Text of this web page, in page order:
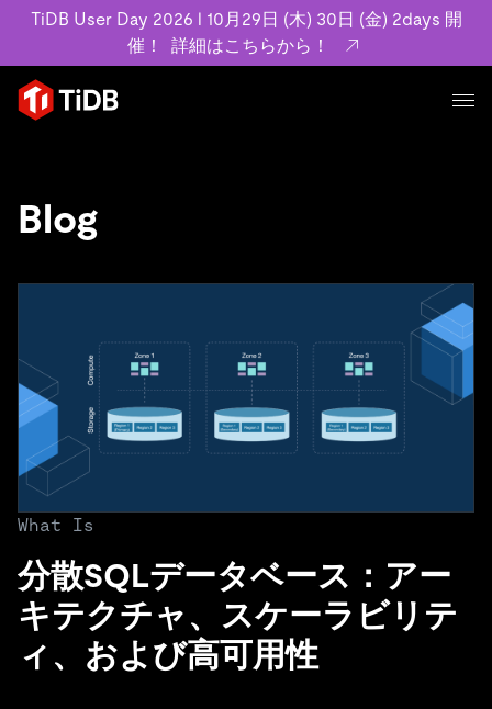
TiDB User Day 2026 l 10月29日 (木) 30日 (金) 2days 開
催！
詳細はこちらから！
プロダクト
MySQL互換の分散データベースで高可用性と水平スケー
ラビリティを備え大規模データをリアルタイムで処理でき
詳細はこちら
プラン
TiDB Cloud
TiDB Self-Managed
料金
エコシステム
TiSpark
OSS Insight
事例記事
お客様事例やユーザーによる検証結果の記事などを紹介し
業界
フィンテック
Eコマース
SaaS
ユースケース
運用インテリジェンスの活用
MySQLワークロードの近代化
Build GenAI Applications
ブログ
ホワイトペーパー
アーカイブ動画
スライド
エンゲージメント
イベント
Developer Hub
PingCAP University
TiDB Labs 認定資格試験
会社概要
規約類
基本規約、TiDBクラウドサービス契約、SLA、利用規約、
プライバシーポリシーなど、契約関連の情報を紹介しま
す。
お客様のデータの機密性、可用性、安全性について紹介し
ます。
ドキュメント
ドキュメント
TiDB Cloud
開発者ガイド
無料で始める
Blog
What Is
分散SQLデータベース：アー
キテクチャ、スケーラビリテ
ィ、および高可用性